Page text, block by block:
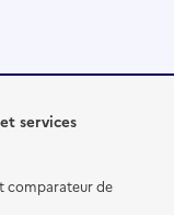
services
comparateur de